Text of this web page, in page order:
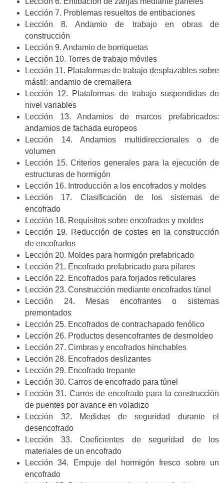
Lección 7. Problemas resueltos de entibaciones
Lección 8. Andamio de trabajo en obras de
construcción
Lección 9. Andamio de borriquetas
Lección 10. Torres de trabajo móviles
Lección 11. Plataformas de trabajo desplazables sobre
mástil: andamio de cremallera
Lección 12. Plataformas de trabajo suspendidas de
nivel variables
Lección 13. Andamios de marcos prefabricados:
andamios de fachada europeos
Lección 14. Andamios multidireccionales o de
volumen
Lección 15. Criterios generales para la ejecución de
estructuras de hormigón
Lección 16. Introducción a los encofrados y moldes
Lección 17. Clasificación de los sistemas de
encofrado
Lección 18. Requisitos sobre encofrados y moldes
Lección 19. Reducción de costes en la construcción
de encofrados
Lección 20. Moldes para hormigón prefabricado
Lección 21. Encofrado prefabricado para pilares
Lección 22. Encofrados para forjados reticulares
Lección 23. Construcción mediante encofrados túnel
Lección 24. Mesas encofrantes o sistemas
premontados
Lección 25. Encofrados de contrachapado fenólico
Lección 26. Productos desencofrantes de desmoldeo
Lección 27. Cimbras y encofrados hinchables
Lección 28. Encofrados deslizantes
Lección 29. Encofrado trepante
Lección 30. Carros de encofrado para túnel
Lección 31. Carros de encofrado para la construcción
de puentes por avance en voladizo
Lección 32. Medidas de seguridad durante el
desencofrado
Lección 33. Coeficientes de seguridad de los
materiales de un encofrado
Lección 34. Empuje del hormigón fresco sobre un
encofrado